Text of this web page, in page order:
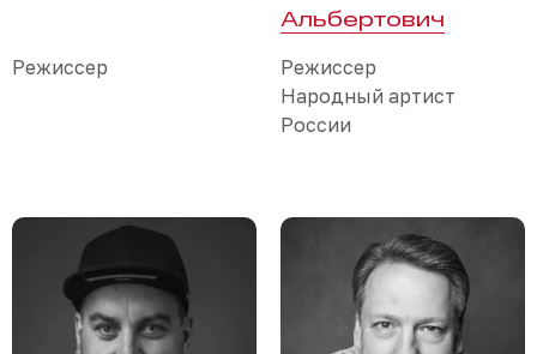
Режиссер
Альбертович
Режиссер
Народный артист
России